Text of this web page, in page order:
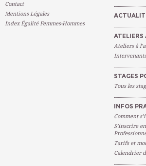
Contact
Mentions Légales
Index Égalité Femmes-Hommes
ATELIERS
Ateliers à
Intervenants
STAGES
Tous les
INFOS
Comment
S’inscrire
Tarifs et
Calendrier